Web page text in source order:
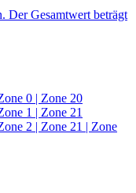
Der Gesamtwert beträgt
0 | Zone 20
1 | Zone 21
2 | Zone 21 | Zone